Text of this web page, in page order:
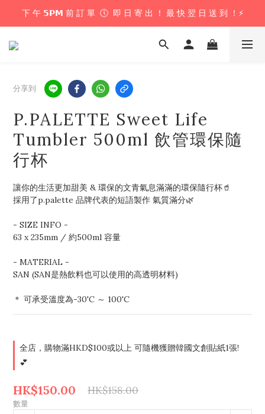
下 午 𝟱𝗣𝗠 前 訂 單  🕔  即 日 寄 出 ！ 最 快 翌 日 送 到 ！⚡️
下 午 𝟱𝗣𝗠 前 訂 單  🕔  即 日 寄 出 ！ 最 快 翌 日 送 到 ！⚡️
📦 購 物 滿 $𝟲𝟬𝟬 即 享 免 運 優 惠 ！ (公仔花束商品除外) 📦
下 午 𝟱𝗣𝗠 前 訂 單  🕔  即 日 寄 出 ！ 最 快 翌 日 送 到 ！⚡️
分享到
P.PALETTE Sweet Life
Tumbler 500ml 飲管環保隨
行杯
讓你的生活更加甜美 & 環保的文青氣息滿滿的環保隨行杯🥤
採用了p.palette 品牌代表的短語製作 氣質滿分🌿
- SIZE INFO -
63 x 235mm / 約500ml 容量
- MATERIAL -
SAN (SAN是熱飲料也可以使用的高透明材料)
＊ 可承受溫度為-30'C ～ 100'C
全店，購物滿HKD$100或以上 可隨機獲贈韓國文創貼紙1張!
💕
HK$150.00 HK$158.00
數量